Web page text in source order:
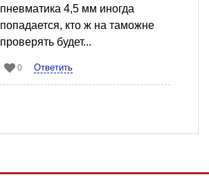
пневматика 4,5 мм иногда
попадается, кто ж на таможне
проверять будет...
0 Ответить